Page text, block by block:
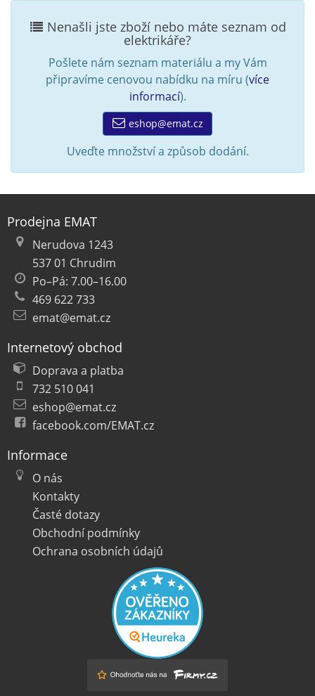
Nenašli jste zboží nebo máte seznam od
elektrikáře?
Pošlete nám seznam materiálu a my Vám
připravíme cenovou nabídku na míru (více
informací).
eshop@emat.cz
Uveďte množství a způsob dodání.
Prodejna EMAT
Nerudova 1243
537 01 Chrudim
Po–Pá: 7.00–16.00
469 622 733
emat@emat.cz
Internetový obchod
Doprava a platba
732 510 041
eshop@emat.cz
facebook.com/EMAT.cz
Informace
O nás
Kontakty
Časté dotazy
Obchodní podmínky
Ochrana osobních údajů